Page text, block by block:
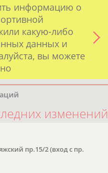
информацию о
какую-либо
данных и
вы можете
изменений
пр.15/2 (вход с пр.